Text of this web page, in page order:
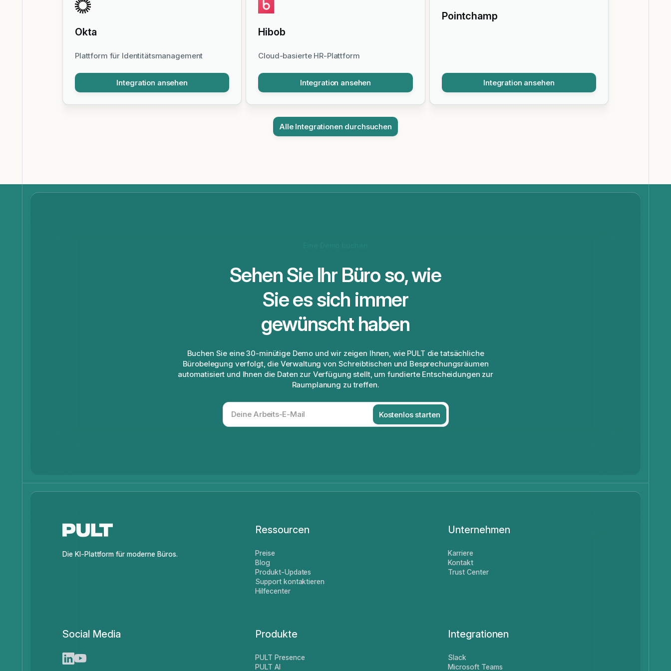
Okta
Plattform für Identitätsmanagement
Integration ansehen
Hibob
Cloud-basierte HR-Plattform
Integration ansehen
Pointchamp
Integration ansehen
Alle Integrationen durchsuchen
Sehen Sie Ihr Büro so, wie
Sie es sich immer
gewünscht haben
Buchen Sie eine 30-minütige Demo und wir zeigen Ihnen, wie PULT die tatsächliche
Bürobelegung verfolgt, die Verwaltung von Schreibtischen und Besprechungsräumen
automatisiert und Ihnen die Daten zur Verfügung stellt, um fundierte Entscheidungen zur
Raumplanung zu treffen.
Die KI-Plattform für moderne Büros.
Ressourcen
Preise
Blog
Produkt-Updates
Support kontaktieren
Hilfecenter
Unternehmen
Karriere
Kontakt
Trust Center
Social Media Produkte
PULT Presence
PULT AI
Integrationen
Slack
Microsoft Teams